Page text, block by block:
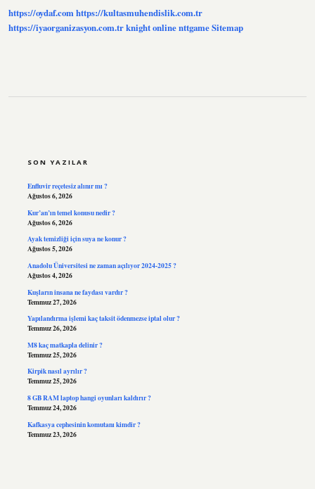
https://oydaf.comhttps://kultasmuhendislik.com.tr
https://iyaorganizasyon.com.trknight onlinenttgameSitemap
SON YAZILAR
Enfluvir reçetesiz alınır mı ?
Ağustos 6, 2026
Kur’an’ın temel konusu nedir ?
Ağustos 6, 2026
Ayak temizliği için suya ne konur ?
Ağustos 5, 2026
Anadolu Üniversitesi ne zaman açılıyor 2024-2025 ?
Ağustos 4, 2026
Kuşların insana ne faydası vardır ?
Temmuz 27, 2026
Yapılandırma işlemi kaç taksit ödenmezse iptal olur ?
Temmuz 26, 2026
M8 kaç matkapla delinir ?
Temmuz 25, 2026
Kirpik nasıl ayrılır ?
Temmuz 25, 2026
8 GB RAM laptop hangi oyunları kaldırır ?
Temmuz 24, 2026
Kafkasya cephesinin komutanı kimdir ?
Temmuz 23, 2026